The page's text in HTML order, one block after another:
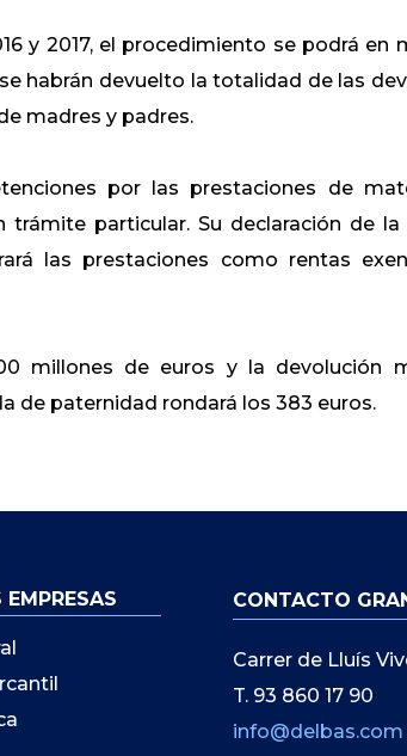
y 2017, el procedimiento se podrá en
habrán devuelto la totalidad de las
madres y padres.
por las prestaciones de
particular. Su declaración de
las prestaciones como rentas
millones de euros y la devolución
de paternidad rondará los 383 euros.
EMPRESAS CONTACTO
Carrer de Lluís
T. 93 860 17 90
info@delbas.com